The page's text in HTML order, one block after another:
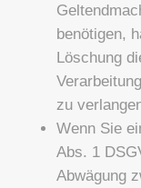
benötigen,
Löschung
zu
Wenn Sie
Abs. 1
Abwägung